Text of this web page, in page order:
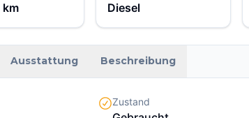
km Diesel
Ausstattung Beschreibung
Zustand